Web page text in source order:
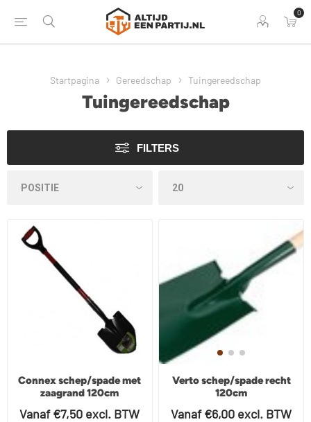
0
Startpagina Gereedschap Tuingereedschap
Tuingereedschap
FILTERS
Connex schep/spade met
zaagrand 120cm
Vanaf €7,50 excl. BTW
Verto schep/spade recht
120cm
Vanaf €6,00 excl. BTW